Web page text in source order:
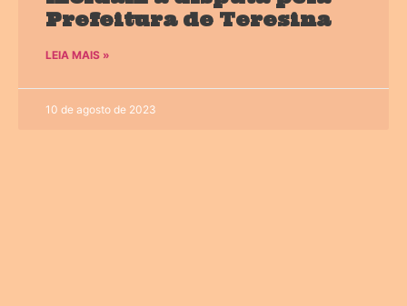
Prefeitura de Teresina
LEIA MAIS »
10 de agosto de 2023